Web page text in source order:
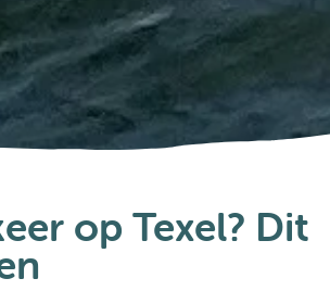
op Texel? Dit